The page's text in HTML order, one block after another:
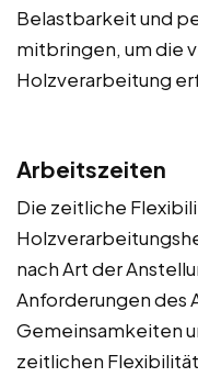
Belastbarkeit und
mitbringen, um die
Holzverarbeitung
Arbeitszeiten
Die zeitliche
nach Art der
Anforderungen des
Gemeinsamkeiten
zeitlichen